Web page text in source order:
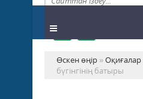
Өскен өңір »Оқиғалар
бүгінгiнің батыры